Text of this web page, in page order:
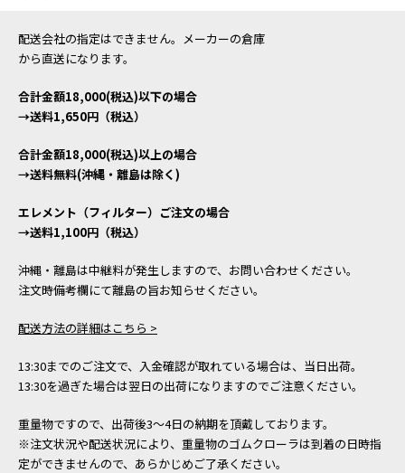
配送会社の指定はできません。メーカーの倉庫
から直送になります。
合計金額18,000(税込)以下の場合
→送料1,650円（税込）
合計金額18,000(税込)以上の場合
→送料無料(沖縄・離島は除く)
エレメント（フィルター）ご注文の場合
→送料1,100円（税込）
沖縄・離島は中継料が発生しますので、お問い合わせください。
注文時備考欄にて離島の旨お知らせください。
配送方法の詳細はこちら >
13:30までのご注文で、入金確認が取れている場合は、当日出荷。
13:30を過ぎた場合は翌日の出荷になりますのでご注意ください。
重量物ですので、出荷後3～4日の納期を頂戴しております。
※注文状況や配送状況により、重量物のゴムクローラは到着の日時指
定ができませんので、あらかじめご了承ください。